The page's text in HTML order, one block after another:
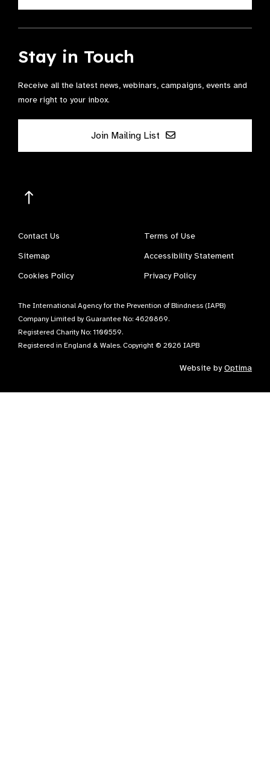
Stay in Touch
Receive all the latest news, webinars, campaigns, events and
more right to your inbox.
Join Mailing List
Contact Us
Terms of Use
Sitemap
Accessibility Statement
Cookies Policy
Privacy Policy
The International Agency for the Prevention of Blindness (IAPB)
Company Limited by Guarantee No: 4620869.
Registered Charity No: 1100559.
Registered in England & Wales. Copyright © 2026 IAPB
Website byOptima